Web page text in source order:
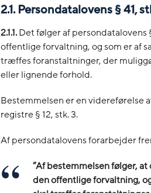
2.1. Persondatalovens § 41,
2.1.1.Det følger af persondatalovens
offentlige forvaltning, og som er af
træffes foranstaltninger, der
eller lignende forhold.
Bestemmelsen er en videreførelse
registre § 12, stk. 3.
Af persondatalovens forarbejder
”Af bestemmelsen følger,
den offentlige forvaltning,